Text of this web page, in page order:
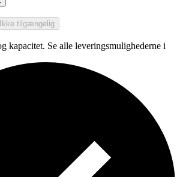
Ikke tilgængelig
kapacitet. Se alle leveringsmulighederne i